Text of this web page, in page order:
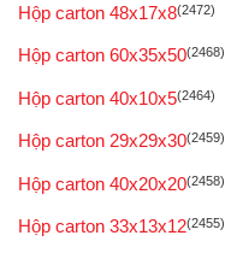
Hộp carton 48x17x8(2472)
Hộp carton 60x35x50(2468)
Hộp carton 40x10x5(2464)
Hộp carton 29x29x30(2459)
Hộp carton 40x20x20(2458)
Hộp carton 33x13x12(2455)